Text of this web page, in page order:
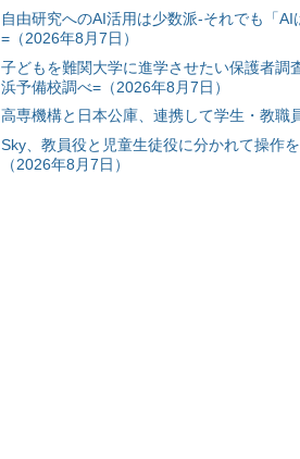
自由研究へのAI活用は少数派-それでも「
=（2026年8月7日）
子どもを難関大学に進学させたい保護者調
浜予備校調べ=（2026年8月7日）
高専機構と日本公庫、連携して学生・教職
Sky、教員役と児童生徒役に分かれて操作
（2026年8月7日）